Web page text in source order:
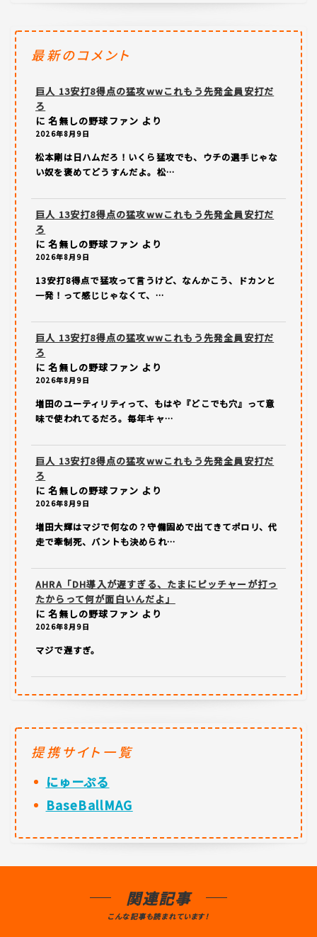
最新のコメント
巨人 13安打8得点の猛攻wwこれもう先発全員安打だ
ろ
に名無しの野球ファン より
2026年8月9日
松本剛は日ハムだろ！いくら猛攻でも、ウチの選手じゃな
い奴を褒めてどうすんだよ。松…
巨人 13安打8得点の猛攻wwこれもう先発全員安打だ
ろ
に名無しの野球ファン より
2026年8月9日
13安打8得点で猛攻って言うけど、なんかこう、ドカンと
一発！って感じじゃなくて、…
巨人 13安打8得点の猛攻wwこれもう先発全員安打だ
ろ
に名無しの野球ファン より
2026年8月9日
増田のユーティリティって、もはや『どこでも穴』って意
味で使われてるだろ。毎年キャ…
巨人 13安打8得点の猛攻wwこれもう先発全員安打だ
ろ
に名無しの野球ファン より
2026年8月9日
増田大輝はマジで何なの？守備固めで出てきてポロリ、代
走で牽制死、バントも決められ…
AHRA「DH導入が遅すぎる、たまにピッチャーが打っ
たからって何が面白いんだよ」
に名無しの野球ファン より
2026年8月9日
マジで遅すぎ。
提携サイト一覧
にゅーぷる
BaseBallMAG
関連記事
こんな記事も読まれています！